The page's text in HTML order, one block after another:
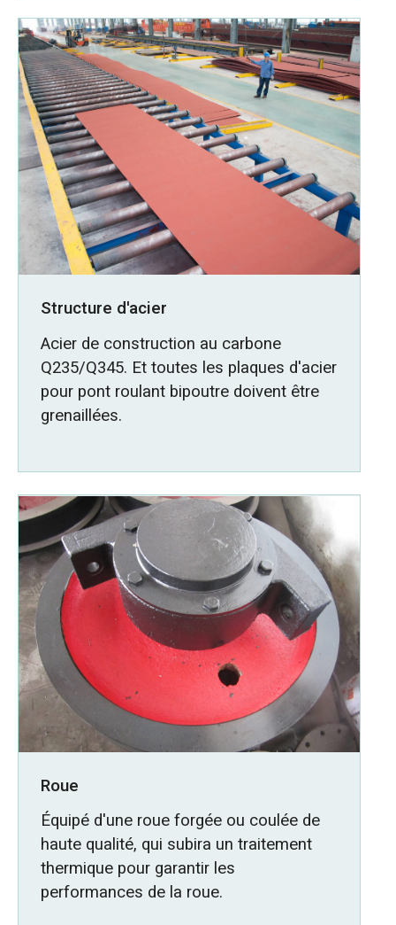
Structure d'acier
Acier de construction au carbone
Q235/Q345. Et toutes les plaques d'acier
pour pont roulant bipoutre doivent être
grenaillées.
Roue
Équipé d'une roue forgée ou coulée de
haute qualité, qui subira un traitement
thermique pour garantir les
performances de la roue.